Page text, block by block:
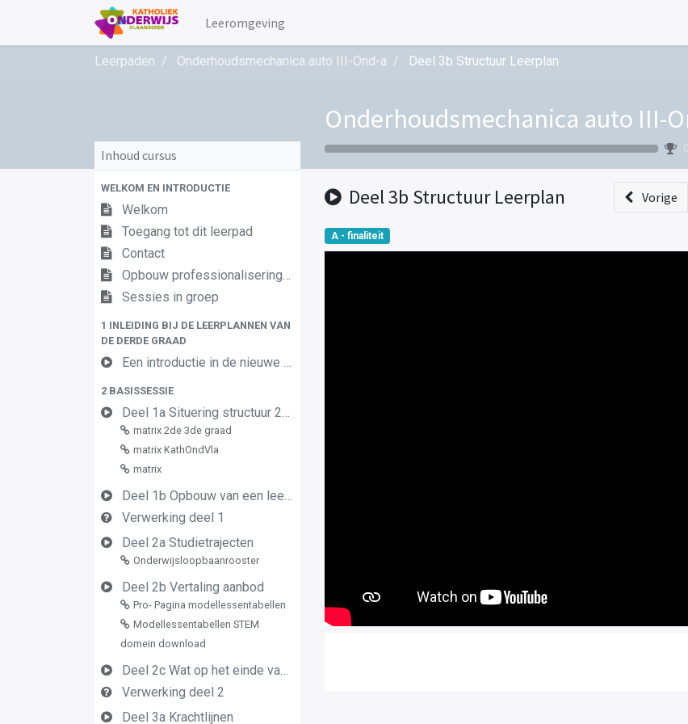
Leeromgeving
Leerpaden Onderhoudsmechanica auto III-Ond-a Deel 3b Structuur Leerplan
Onderhoudsmechanica auto III-
Inhoud cursus
WELKOM EN INTRODUCTIE
Welkom
Toegang tot dit leerpad
Contact
Opbouw professionaliseringstraject
Sessies in groep
1 INLEIDING BIJ DE LEERPLANNEN VAN
DE DERDE GRAAD
Een introductie in de nieuwe leerplannen van de derde graad
2 BASISSESSIE
Deel 1a Situering structuur 2de en 3de graad
matrix 2de 3de graad
matrix KathOndVla
matrix
Deel 1b Opbouw van een leerplan vormingsconcept
Verwerking deel 1
Deel 2a Studietrajecten
Onderwijsloopbaanrooster
Deel 2b Vertaling aanbod
Pro- Pagina modellessentabellen
Modellessentabellen STEM
domein download
Deel 2c Wat op het einde van de graad
Verwerking deel 2
Deel 3a Krachtlijnen
Deel 3b Structuur Leerplan Vorige
A - finaliteit